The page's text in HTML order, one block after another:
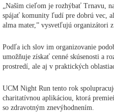
„Naším cieľom je rozhýbať Trnavu,
spájať komunity ľudí pre dobrú vec,
alma mater,” vysvetľujú organizátori
Podľa ich slov im organizovanie
umožňuje získať cenné skúsenosti a
prostredí, ale aj v praktických
UCM Night Run tento rok
charitatívnou aplikáciou, ktorá
so zdravotným znevýhodnením.